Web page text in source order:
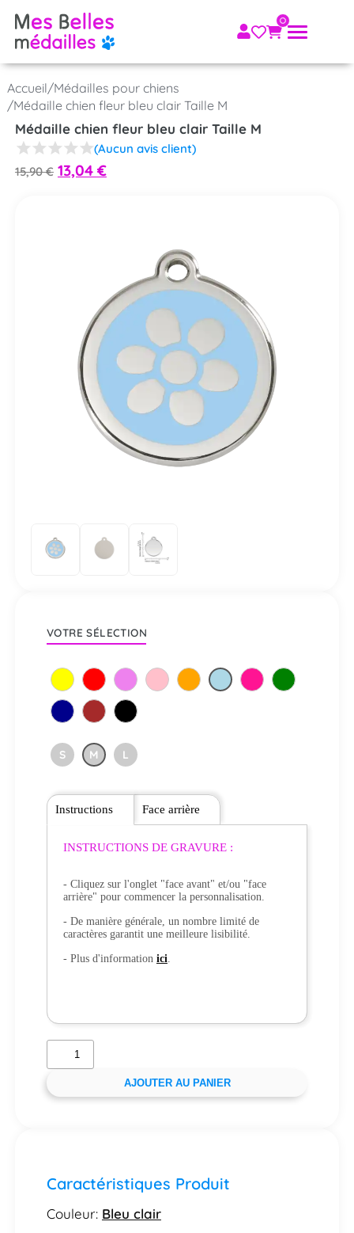
Accueil/Médailles pour chiens
/Médaille chien fleur bleu clair Taille M
Médaille chien fleur bleu clair Taille M
(Aucun avis client)
15,90€ 13,04 €
VOTRE SÉLECTION
S M L
Instructions
INSTRUCTIONS DE GRAVURE :
- Cliquez sur l'onglet "face avant" et/ou "face
arrière" pour commencer la personnalisation.
- De manière générale, un nombre limité de
caractères garantit une meilleure lisibilité.
- Plus d'information ici.
Face arrière
AJOUTER AU PANIER
Caractéristiques Produit
Couleur: Bleu clair